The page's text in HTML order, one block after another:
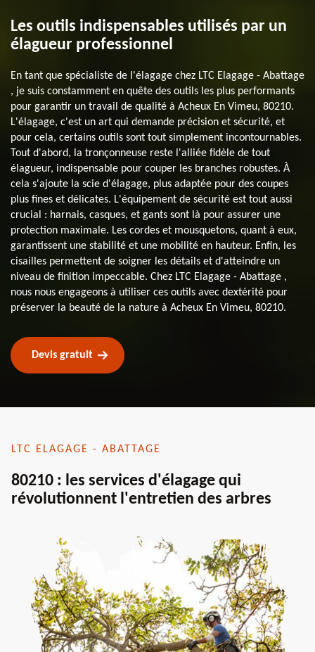
Les outils indispensables utilisés par un
élagueur professionnel
En tant que spécialiste de l'élagage chez LTC Elagage - Abattage
, je suis constamment en quête des outils les plus performants
pour garantir un travail de qualité à Acheux En Vimeu, 80210.
L'élagage, c'est un art qui demande précision et sécurité, et
pour cela, certains outils sont tout simplement incontournables.
Tout d'abord, la tronçonneuse reste l'alliée fidèle de tout
élagueur, indispensable pour couper les branches robustes. À
cela s'ajoute la scie d'élagage, plus adaptée pour des coupes
plus fines et délicates. L'équipement de sécurité est tout aussi
crucial : harnais, casques, et gants sont là pour assurer une
protection maximale. Les cordes et mousquetons, quant à eux,
garantissent une stabilité et une mobilité en hauteur. Enfin, les
cisailles permettent de soigner les détails et d'atteindre un
niveau de finition impeccable. Chez LTC Elagage - Abattage ,
nous nous engageons à utiliser ces outils avec dextérité pour
préserver la beauté de la nature à Acheux En Vimeu, 80210.
Devis gratuit
LTC ELAGAGE - ABATTAGE
80210 : les services d'élagage qui
révolutionnent l'entretien des arbres